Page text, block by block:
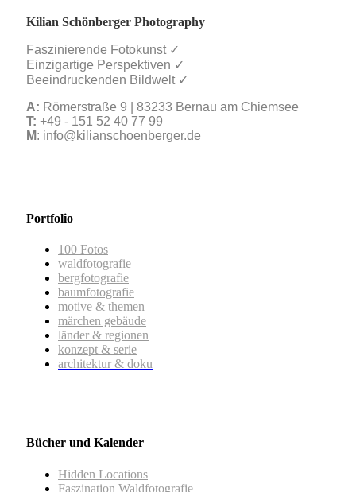
Kilian Schönberger Photography
Faszinierende Fotokunst ✓
Einzigartige Perspektiven ✓
Beeindruckenden Bildwelt ✓
A: Römerstraße 9 | 83233 Bernau am Chiemsee
T: +49 - 151 52 40 77 99
M: info@kilianschoenberger.de
Portfolio
100 Fotos
waldfotografie
bergfotografie
baumfotografie
motive & themen
märchen gebäude
länder & regionen
konzept & serie
architektur & doku
Bücher und Kalender
Hidden Locations
Faszination Waldfotografie